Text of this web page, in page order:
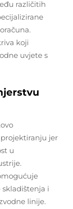
različitih
koji
uvjete s
jer
u
i
linije.